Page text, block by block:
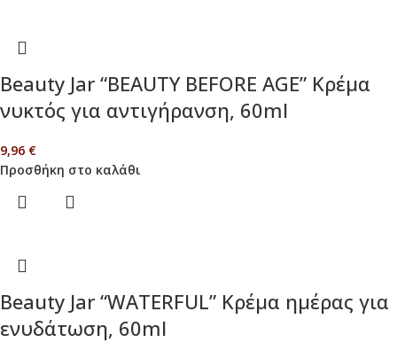
Beauty Jar “BEAUTY BEFORE AGE” Κρέμα
νυκτός για αντιγήρανση, 60ml
9,96 €
Προσθήκη στο καλάθι
Beauty Jar “WATERFUL” Κρέμα ημέρας για
ενυδάτωση, 60ml